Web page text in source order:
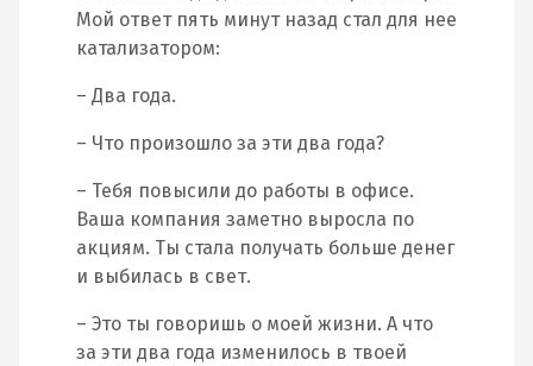
Мой ответ пять минут назад стал для нее
катализатором:
– Два года.
– Что произошло за эти два года?
– Тебя повысили до работы в офисе.
Ваша компания заметно выросла по
акциям. Ты стала получать больше денег
и выбилась в свет.
– Это ты говоришь о моей жизни. А что
за эти два года изменилось в твоей